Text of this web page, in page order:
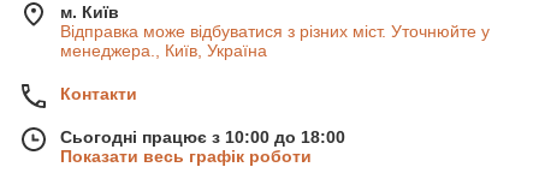
м. Київ
Відправка може відбуватися з різних міст. Уточнюйте у
менеджера., Київ, Україна
Контакти
Сьогодні працює з 10:00 до 18:00
Показати весь графік роботи